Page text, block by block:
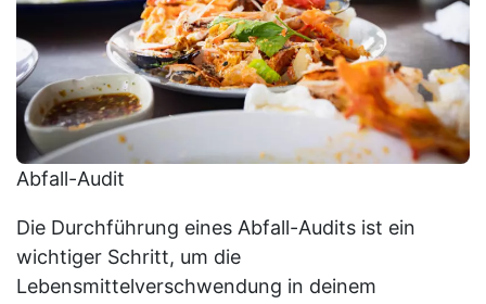
Abfall-Audit
Die Durchführung eines Abfall-Audits ist ein
wichtiger Schritt, um die
Lebensmittelverschwendung in deinem